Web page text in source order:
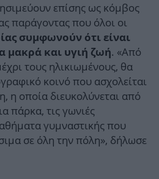
επίσης ως κόμβος
παράγοντας που όλοι οι
συμφωνούν ότι είναι
μακρά και υγιή ζωή. «Από
τους ηλικιωμένους, θα
κοινό που ασχολείται
η οποία διευκολύνεται από
πάρκα, τις γωνιές
γυμναστικής που
σε όλη την πόλη», δήλωσε